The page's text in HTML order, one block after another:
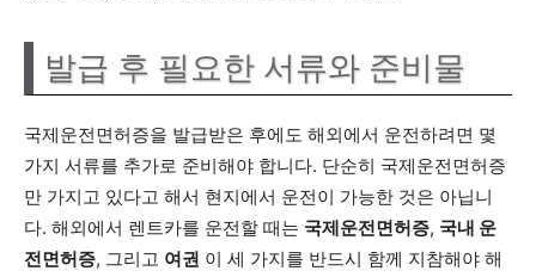
발급 후 필요한 서류와 준비물
국제운전면허증을 발급받은 후에도 해외에서 운전하려면 몇
가지 서류를 추가로 준비해야 합니다. 단순히 국제운전면허증
만 가지고 있다고 해서 현지에서 운전이 가능한 것은 아닙니
다. 해외에서 렌트카를 운전할 때는 국제운전면허증, 국내 운
전면허증, 그리고 여권 이 세 가지를 반드시 함께 지참해야 해